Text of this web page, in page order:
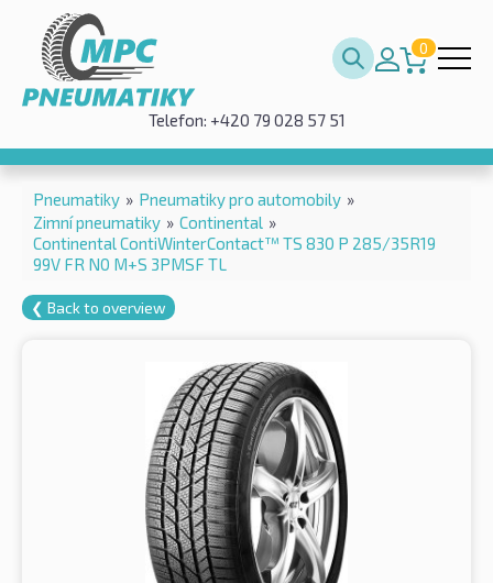
0
Telefon: +420 79 028 57 51
Pneumatiky » Pneumatiky pro automobily »
Zimní pneumatiky » Continental »
Continental ContiWinterContact™ TS 830 P 285/35R19
99V FR N0 M+S 3PMSF TL
❮ Back to overview